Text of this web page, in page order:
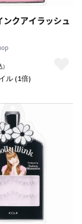
ンクアイラッシュ
ル (1倍)